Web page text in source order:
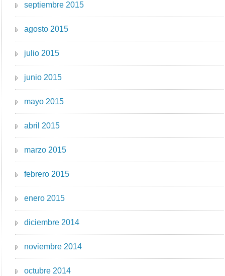
septiembre 2015
agosto 2015
julio 2015
junio 2015
mayo 2015
abril 2015
marzo 2015
febrero 2015
enero 2015
diciembre 2014
noviembre 2014
octubre 2014